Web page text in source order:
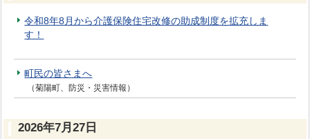
令和8年8月から介護保険住宅改修の助成制度を拡充しま
す！
町民の皆さまへ
（菊陽町、防災・災害情報）
2026年7月27日